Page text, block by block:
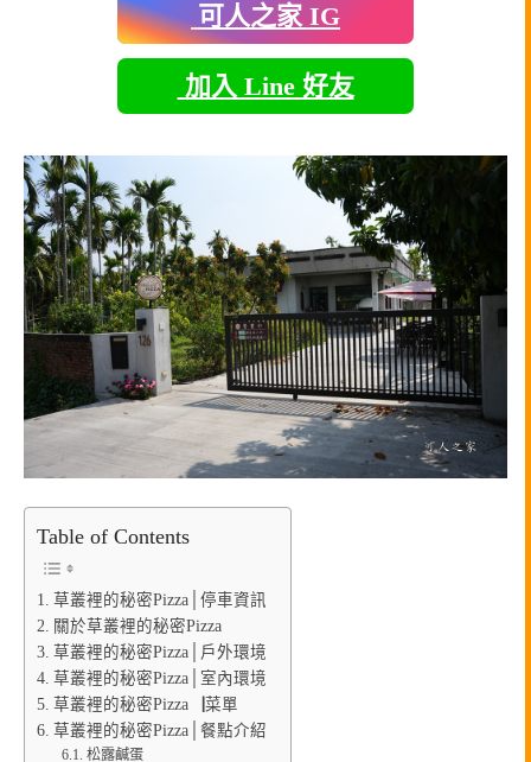
可人之家 IG
加入 Line 好友
Table of Contents
草叢裡的秘密Pizza│停車資訊
關於草叢裡的秘密Pizza
草叢裡的秘密Pizza│戶外環境
草叢裡的秘密Pizza│室內環境
草叢裡的秘密Pizza▕菜單
草叢裡的秘密Pizza│餐點介紹
松露鹹蛋